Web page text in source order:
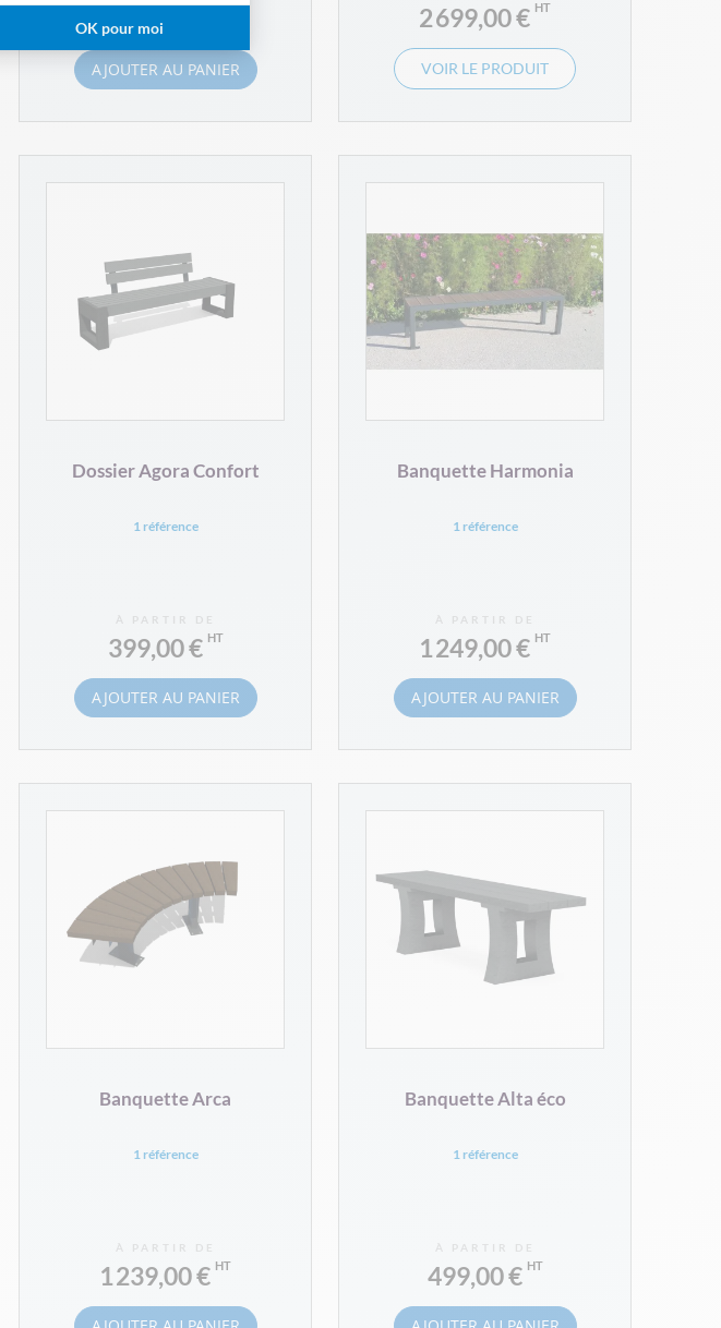
OK pour moi
1 399,00 €
AJOUTER AU PANIER
2 699,00 €
VOIR LE PRODUIT
Dossier Agora Confort
1 référence
À PARTIR DE
399,00 €
AJOUTER AU PANIER
Banquette Harmonia
1 référence
À PARTIR DE
1 249,00 €
AJOUTER AU PANIER
Banquette Arca
1 référence
À PARTIR DE
1 239,00 €
Banquette Alta éco
1 référence
À PARTIR DE
499,00 €